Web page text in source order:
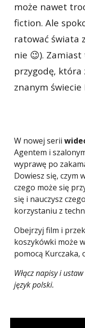
może nawet
fiction. Ale
ratować świata
nie 😉).
przygodę, która
znanym
W nowej serii
Agentem i
wyprawę po
Dowiesz się, czym
czego może się
się i nauczysz
korzystaniu z
Obejrzyj film i
koszykówki może
pomocą Kurczaka,
Włącz napisy i
język polski.